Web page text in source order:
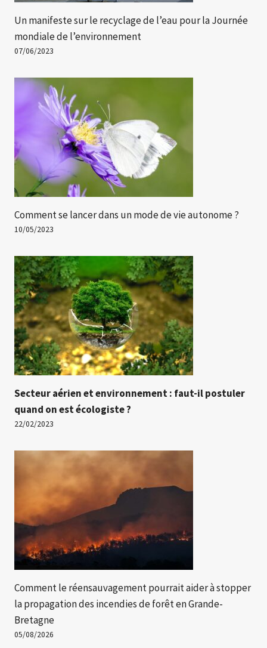
Un manifeste sur le recyclage de l’eau pour la Journée
mondiale de l’environnement
07/06/2023
Comment se lancer dans un mode de vie autonome ?
10/05/2023
Secteur aérien et environnement : faut-il postuler
quand on est écologiste ?
22/02/2023
Comment le réensauvagement pourrait aider à stopper
la propagation des incendies de forêt en Grande-
Bretagne
05/08/2026